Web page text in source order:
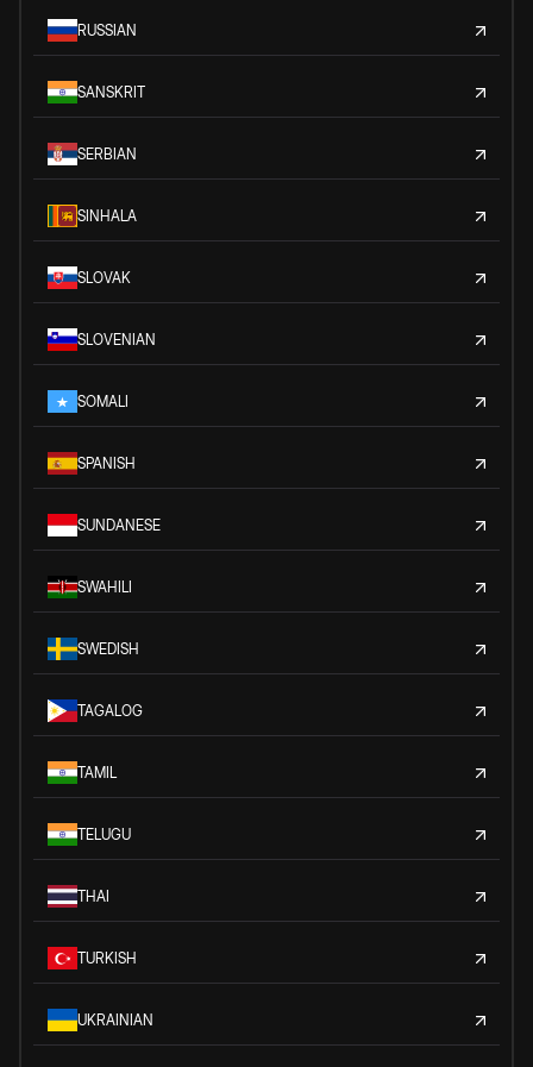
RUSSIAN
SANSKRIT
SERBIAN
SINHALA
SLOVAK
SLOVENIAN
SOMALI
SPANISH
SUNDANESE
SWAHILI
SWEDISH
TAGALOG
TAMIL
TELUGU
THAI
TURKISH
UKRAINIAN